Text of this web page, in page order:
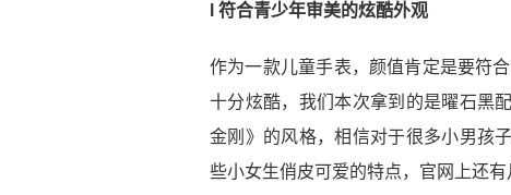
l 符合青少年审美的炫酷外观
作为一款儿童手表，颜值肯定是要符
十分炫酷，我们本次拿到的是曜石黑
金刚》的风格，相信对于很多小男孩
些小女生俏皮可爱的特点，官网上还有